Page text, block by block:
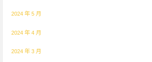
2024 年 5 月
2024 年 4 月
2024 年 3 月